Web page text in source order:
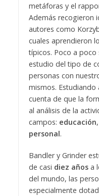
metáforas y el
Además recogieron
autores como
cuales aprendieron
típicos. Poco a poco
estudio del tipo de
personas con
mismos.
cuenta de que la
al análisis de la
campos: educación,
personal.
Bandler y Grinder
de casi diez añosa
del mundo, las
especialmente